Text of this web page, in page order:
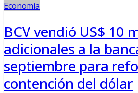
Economía
BCV vendió US$ 10
adicionales a la
septiembre para
contención del dólar